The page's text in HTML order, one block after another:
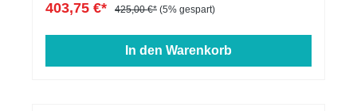
403,75 €* 425,00 €* (5% gespart)
In den Warenkorb